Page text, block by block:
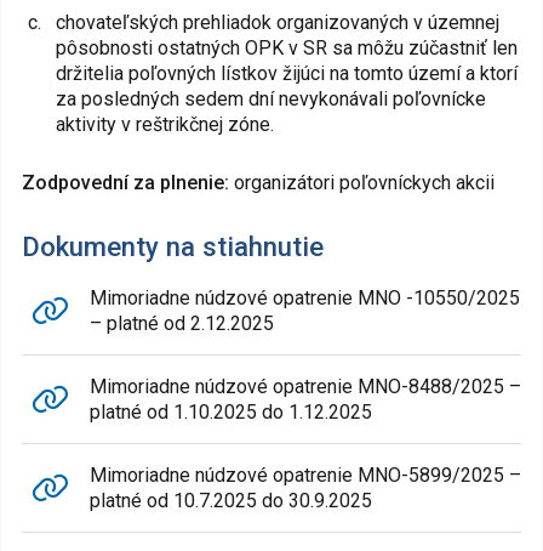
chovateľských prehliadok organizovaných v územnej
pôsobnosti ostatných OPK v SR sa môžu zúčastniť len
držitelia poľovných lístkov žijúci na tomto území a ktorí
za posledných sedem dní nevykonávali poľovnícke
aktivity v reštrikčnej zóne.
Zodpovední za plnenie: organizátori poľovníckych akcii
Dokumenty na stiahnutie
Mimoriadne núdzové opatrenie MNO -10550/2025
– platné od 2.12.2025
Mimoriadne núdzové opatrenie MNO-8488/2025 –
platné od 1.10.2025 do 1.12.2025
Mimoriadne núdzové opatrenie MNO-5899/2025 –
platné od 10.7.2025 do 30.9.2025